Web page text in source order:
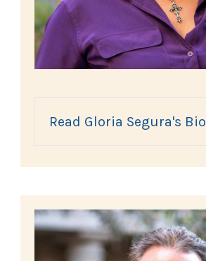
Read Gloria Segura's Bio